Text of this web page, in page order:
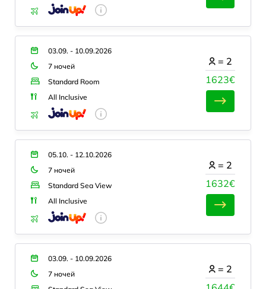
03.09. - 10.09.2026
7 ночей
Standard Room
All Inclusive
1623€
= 2
05.10. - 12.10.2026
7 ночей
Standard Sea View
All Inclusive
1632€
= 2
03.09. - 10.09.2026
7 ночей
= 2